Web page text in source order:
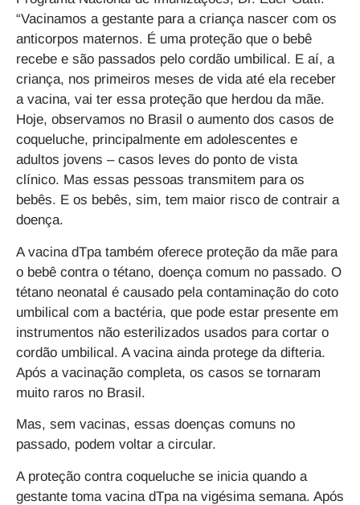
“Vacinamos a gestante para a criança nascer com os
anticorpos maternos. É uma proteção que o bebê
recebe e são passados pelo cordão umbilical. E aí, a
criança, nos primeiros meses de vida até ela receber
a vacina, vai ter essa proteção que herdou da mãe.
Hoje, observamos no Brasil o aumento dos casos de
coqueluche, principalmente em adolescentes e
adultos jovens – casos leves do ponto de vista
clínico. Mas essas pessoas transmitem para os
bebês. E os bebês, sim, tem maior risco de contrair a
doença.
A vacina dTpa também oferece proteção da mãe para
o bebê contra o tétano, doença comum no passado. O
tétano neonatal é causado pela contaminação do coto
umbilical com a bactéria, que pode estar presente em
instrumentos não esterilizados usados para cortar o
cordão umbilical. A vacina ainda protege da difteria.
Após a vacinação completa, os casos se tornaram
muito raros no Brasil.
Mas, sem vacinas, essas doenças comuns no
passado, podem voltar a circular.
A proteção contra coqueluche se inicia quando a
gestante toma vacina dTpa na vigésima semana. Após